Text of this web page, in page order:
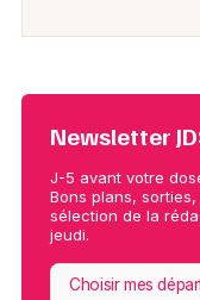
Newsletter
J-5 avant votre
Bons plans,
sélection de la
jeudi.
Choisir mes